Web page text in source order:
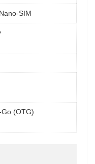
SIM
(OTG)